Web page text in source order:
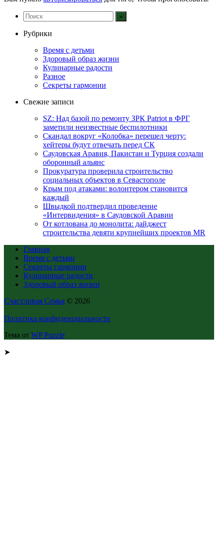
Рубрики
Время с детьми
Здоровый образ жизни
Кулинарные радости
Разное
Секреты гармонии
Свежие записи
SZ: Над базой по ремонту ЗРК Patriot в ФРГ
заметили неизвестные беспилотники
Скандал вокруг «Колобка» перешел черту:
хейтеры будут отвечать перед СК
Саудовская Аравия, Пакистан и Турция создали
оборонный альянс
Прокуратура проверила строительство
социальных объектов в Севастополе
Крым под атаками: волонтером становится
каждый
Швыдкой подтвердил проведение
«Интервидения» в Саудовской Аравии
От котлована до монолита: дайджест
строительства девяти крупнейших проектов MR
Главная
Время с детьми
Секреты гармонии
Кулинарные радости
Здоровый образ жизни
Счастливая Семья © 2026
Политика конфиденциальности
Тема от WP Puzzle
➤